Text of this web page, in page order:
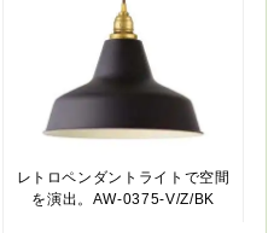
レトロペンダントライトで空間
を演出。AW-0375-V/Z/BK